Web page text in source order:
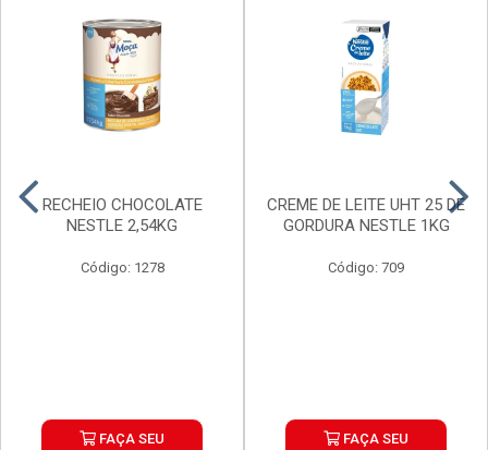
RECHEIO CHOCOLATE
NESTLE 2,54KG
Código: 1278
FAÇA SEU
CREME DE LEITE UHT 25 DE
GORDURA NESTLE 1KG
Código: 709
FAÇA SEU